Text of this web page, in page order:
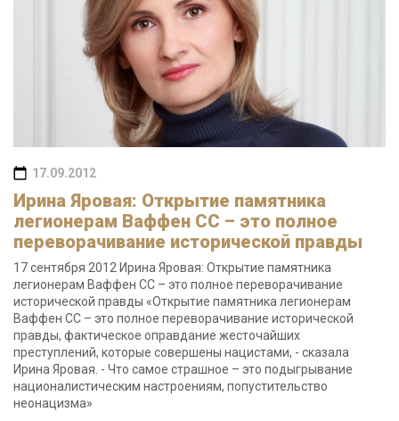
17.09.2012
Ирина Яровая: Открытие памятника
легионерам Ваффен СС – это полное
переворачивание исторической правды
17 сентября 2012 Ирина Яровая: Открытие памятника
легионерам Ваффен СС – это полное переворачивание
исторической правды «Открытие памятника легионерам
Ваффен СС – это полное переворачивание исторической
правды, фактическое оправдание жесточайших
преступлений, которые совершены нацистами, - сказала
Ирина Яровая. - Что самое страшное – это подыгрывание
националистическим настроениям, попустительство
неонацизма»